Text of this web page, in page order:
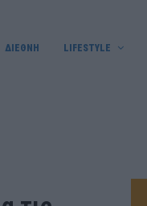
ΔΙΕΘΝΗ LIFESTYLE